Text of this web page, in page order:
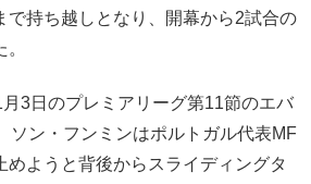
で持ち越しとなり、開幕から2試合の
3日のプレミアリーグ第11節のエバ
ソン・フンミンはポルトガル代表MF
めようと背後からスライディングタ